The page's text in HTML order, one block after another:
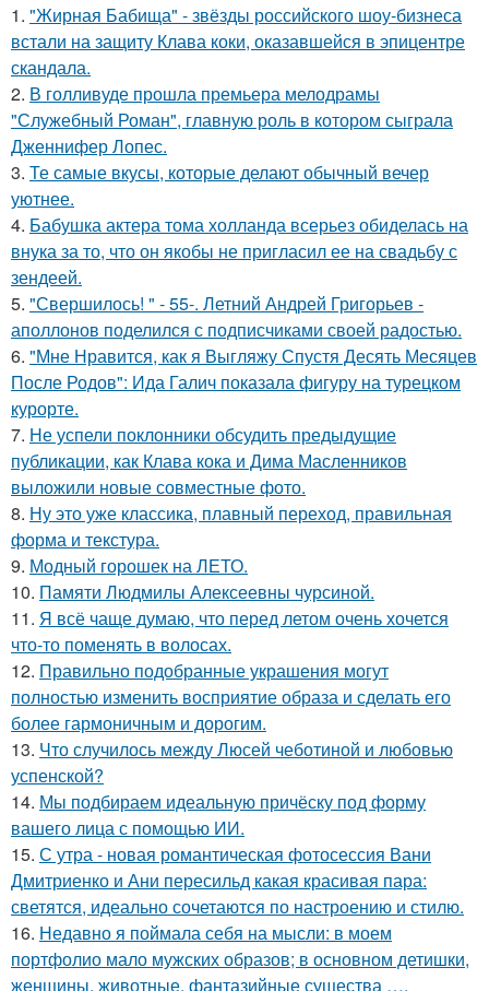
1. "Жирная Бабища" - звёзды российского шоу-бизнеса
встали на защиту Клава коки, оказавшейся в эпицентре
скандала.
2. В голливуде прошла премьера мелодрамы
"Служебный Роман", главную роль в котором сыграла
Дженнифер Лопес.
3. Те самые вкусы, которые делают обычный вечер
уютнее.
4. Бабушка актера тома холланда всерьез обиделась на
внука за то, что он якобы не пригласил ее на свадьбу с
зендеей.
5. "Свершилось! " - 55-. Летний Андрей Григорьев -
аполлонов поделился с подписчиками своей радостью.
6. "Мне Нравится, как я Выгляжу Спустя Десять Месяцев
После Родов": Ида Галич показала фигуру на турецком
курорте.
7. Не успели поклонники обсудить предыдущие
публикации, как Клава кока и Дима Масленников
выложили новые совместные фото.
8. Ну это уже классика, плавный переход, правильная
форма и текстура.
9. Модный горошек на ЛЕТО.
10. Памяти Людмилы Алексеевны чурсиной.
11. Я всё чаще думаю, что перед летом очень хочется
что-то поменять в волосах.
12. Правильно подобранные украшения могут
полностью изменить восприятие образа и сделать его
более гармоничным и дорогим.
13. Что случилось между Люсей чеботиной и любовью
успенской?
14. Мы подбираем идеальную причёску под форму
вашего лица с помощью ИИ.
15. С утра - новая романтическая фотосессия Вани
Дмитриенко и Ани пересильд какая красивая пара:
светятся, идеально сочетаются по настроению и стилю.
16. Недавно я поймала себя на мысли: в моем
портфолио мало мужских образов; в основном детишки,
женщины, животные, фантазийные существа ….